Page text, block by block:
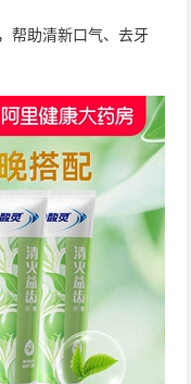
帮助清新口气、去牙